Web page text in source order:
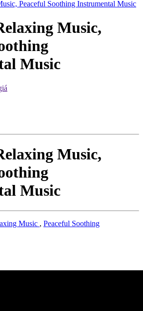
Music,
Music
Music,
Music
Music , Peaceful Soothing